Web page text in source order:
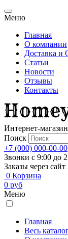
Меню
Главная
О компании
Доставка и
Статьи
Новости
Отзывы
Контакты
Интернет-
Поиск
+7 (000) 000-00-00
Звонки с 9:00 до
Заказы через сайт
0 Корзина
0 руб
Меню
Главная
Весь